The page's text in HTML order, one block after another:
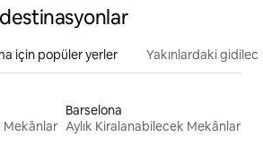
için popüler yerler Yakınlardaki
Mekânlar
Barselona
Aylık Kiralanabilecek Mekânlar